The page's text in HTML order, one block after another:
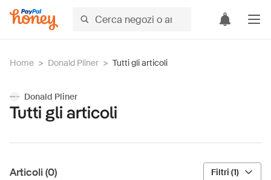
Home > Donald Pliner > Tutti gli articoli
Donald Pliner
Tutti gli articoli
Articoli (0) Filtri (1)